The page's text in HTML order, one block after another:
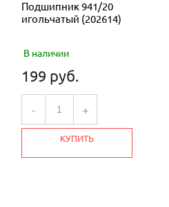
Подшипник 941/20
игольчатый (202614)
В наличии
199 руб.
- +
КУПИТЬ